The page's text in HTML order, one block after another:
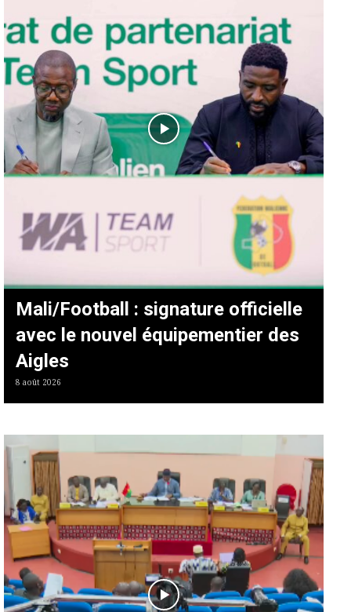
Mali/Football : signature officielle
avec le nouvel équipementier des
Aigles
8 août 2026